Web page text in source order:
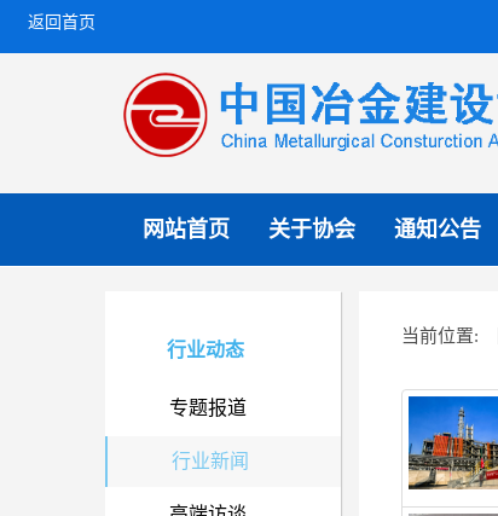
返回首页
网站首页 关于协会 通知公告
行业动态
专题报道
行业新闻
当前位置: